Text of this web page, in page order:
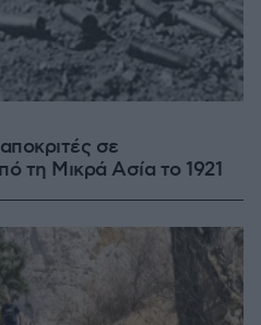
σε
τη Μικρά Ασία το 1921